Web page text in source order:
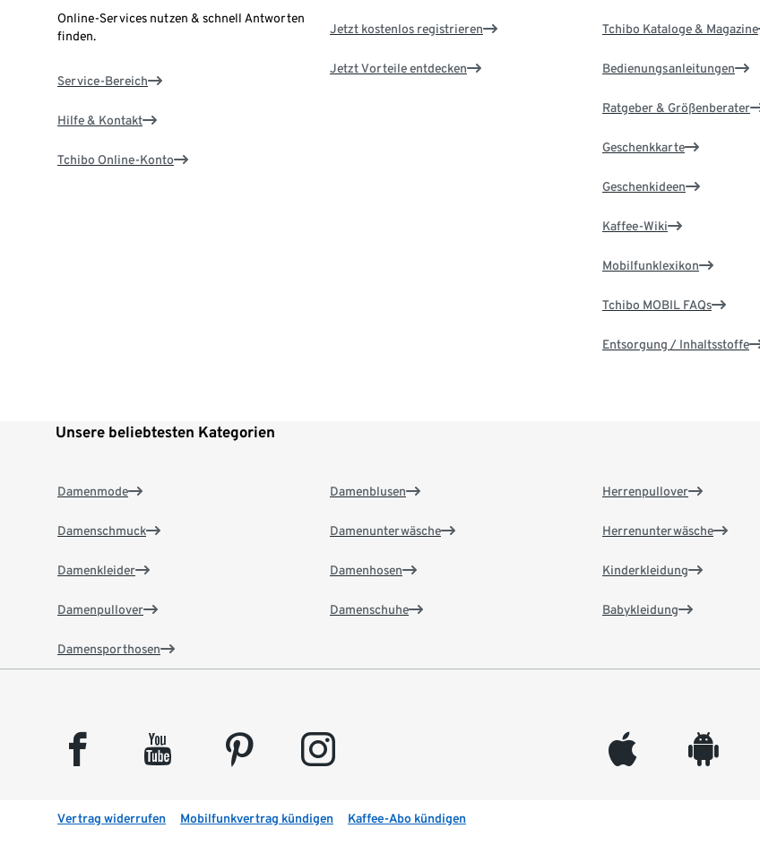
Online-Services nutzen & schnell Antworten
finden.
Service-Bereich
Hilfe & Kontakt
Tchibo Online-Konto
Jetzt kostenlos registrieren
Jetzt Vorteile entdecken
Tchibo Kataloge & Magazine
Bedienungsanleitungen
Ratgeber & Größenberater
Geschenkkarte
Geschenkideen
Kaffee-Wiki
Mobilfunklexikon
Tchibo MOBIL FAQs
Entsorgung / Inhaltsstoffe
Unsere beliebtesten Kategorien
Damenmode
Damenschmuck
Damenkleider
Damenpullover
Damensporthosen
Damenblusen
Damenunterwäsche
Damenhosen
Damenschuhe
Herrenpullover
Herrenunterwäsche
Kinderkleidung
Babykleidung
facebook youtube pinterest instagram appleinc android
Vertrag widerrufen Mobilfunkvertrag kündigen Kaffee-Abo kündigen